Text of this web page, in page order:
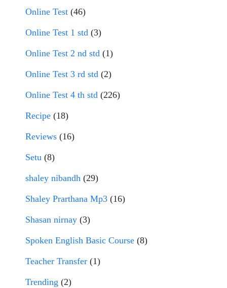
Online Test (46)
Online Test 1 std (3)
Online Test 2 nd std (1)
Online Test 3 rd std (2)
Online Test 4 th std (226)
Recipe (18)
Reviews (16)
Setu (8)
shaley nibandh (29)
Shaley Prarthana Mp3 (16)
Shasan nirnay (3)
Spoken English Basic Course (8)
Teacher Transfer (1)
Trending (2)